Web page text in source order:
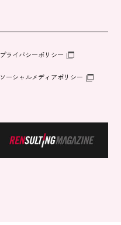
プライバシーポリシー
ソーシャルメディアポリシー